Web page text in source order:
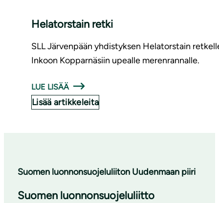
Helatorstain retki
SLL Järvenpään yhdistyksen Helatorstain
Inkoon Kopparnäsiin upealle merenrannalle.
LUE LISÄÄ
Lisää artikkeleita
Suomen luonnonsuojeluliiton Uudenmaan piiri
Suomen luonnonsuojeluliitto